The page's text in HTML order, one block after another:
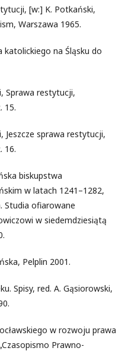
[w:] K. Potkański,
Warszawa 1965.
katolickiego na Śląsku do
Sprawa restytucji,
15.
Jeszcze sprawa restytucji,
16.
biskupstwa
w latach 1241–1282,
Studia ofiarowane
w siedemdziesiątą
Pelplin 2001.
Spisy, red. A. Gąsiorowski,
w rozwoju prawa
Prawno-